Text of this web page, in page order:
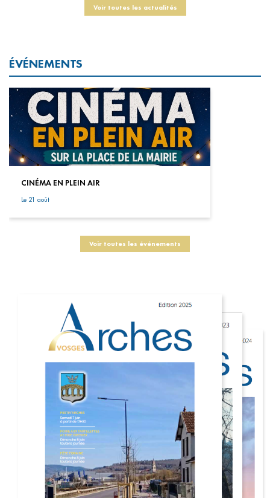
Voir toutes les actualités
ÉVÉNEMENTS
CINÉMA EN PLEIN AIR
Le 21 août
Voir toutes les événements